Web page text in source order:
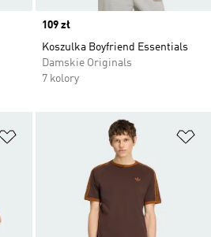
Price
109 zł
Koszulka Boyfriend Essentials
Damskie Originals
7 kolory
Dodaj do listy życzeń